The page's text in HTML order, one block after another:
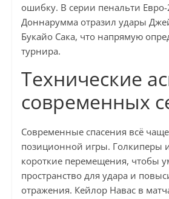
ошибку. В серии пенальти
Доннарумма отразил удары
Букайо Сака, что напрямую
турнира.
Технические
современных
Современные спасения всё чаще
позиционной игры. Голкиперы
короткие перемещения, чтобы
пространство для удара и
отражения. Кейлор Навас в